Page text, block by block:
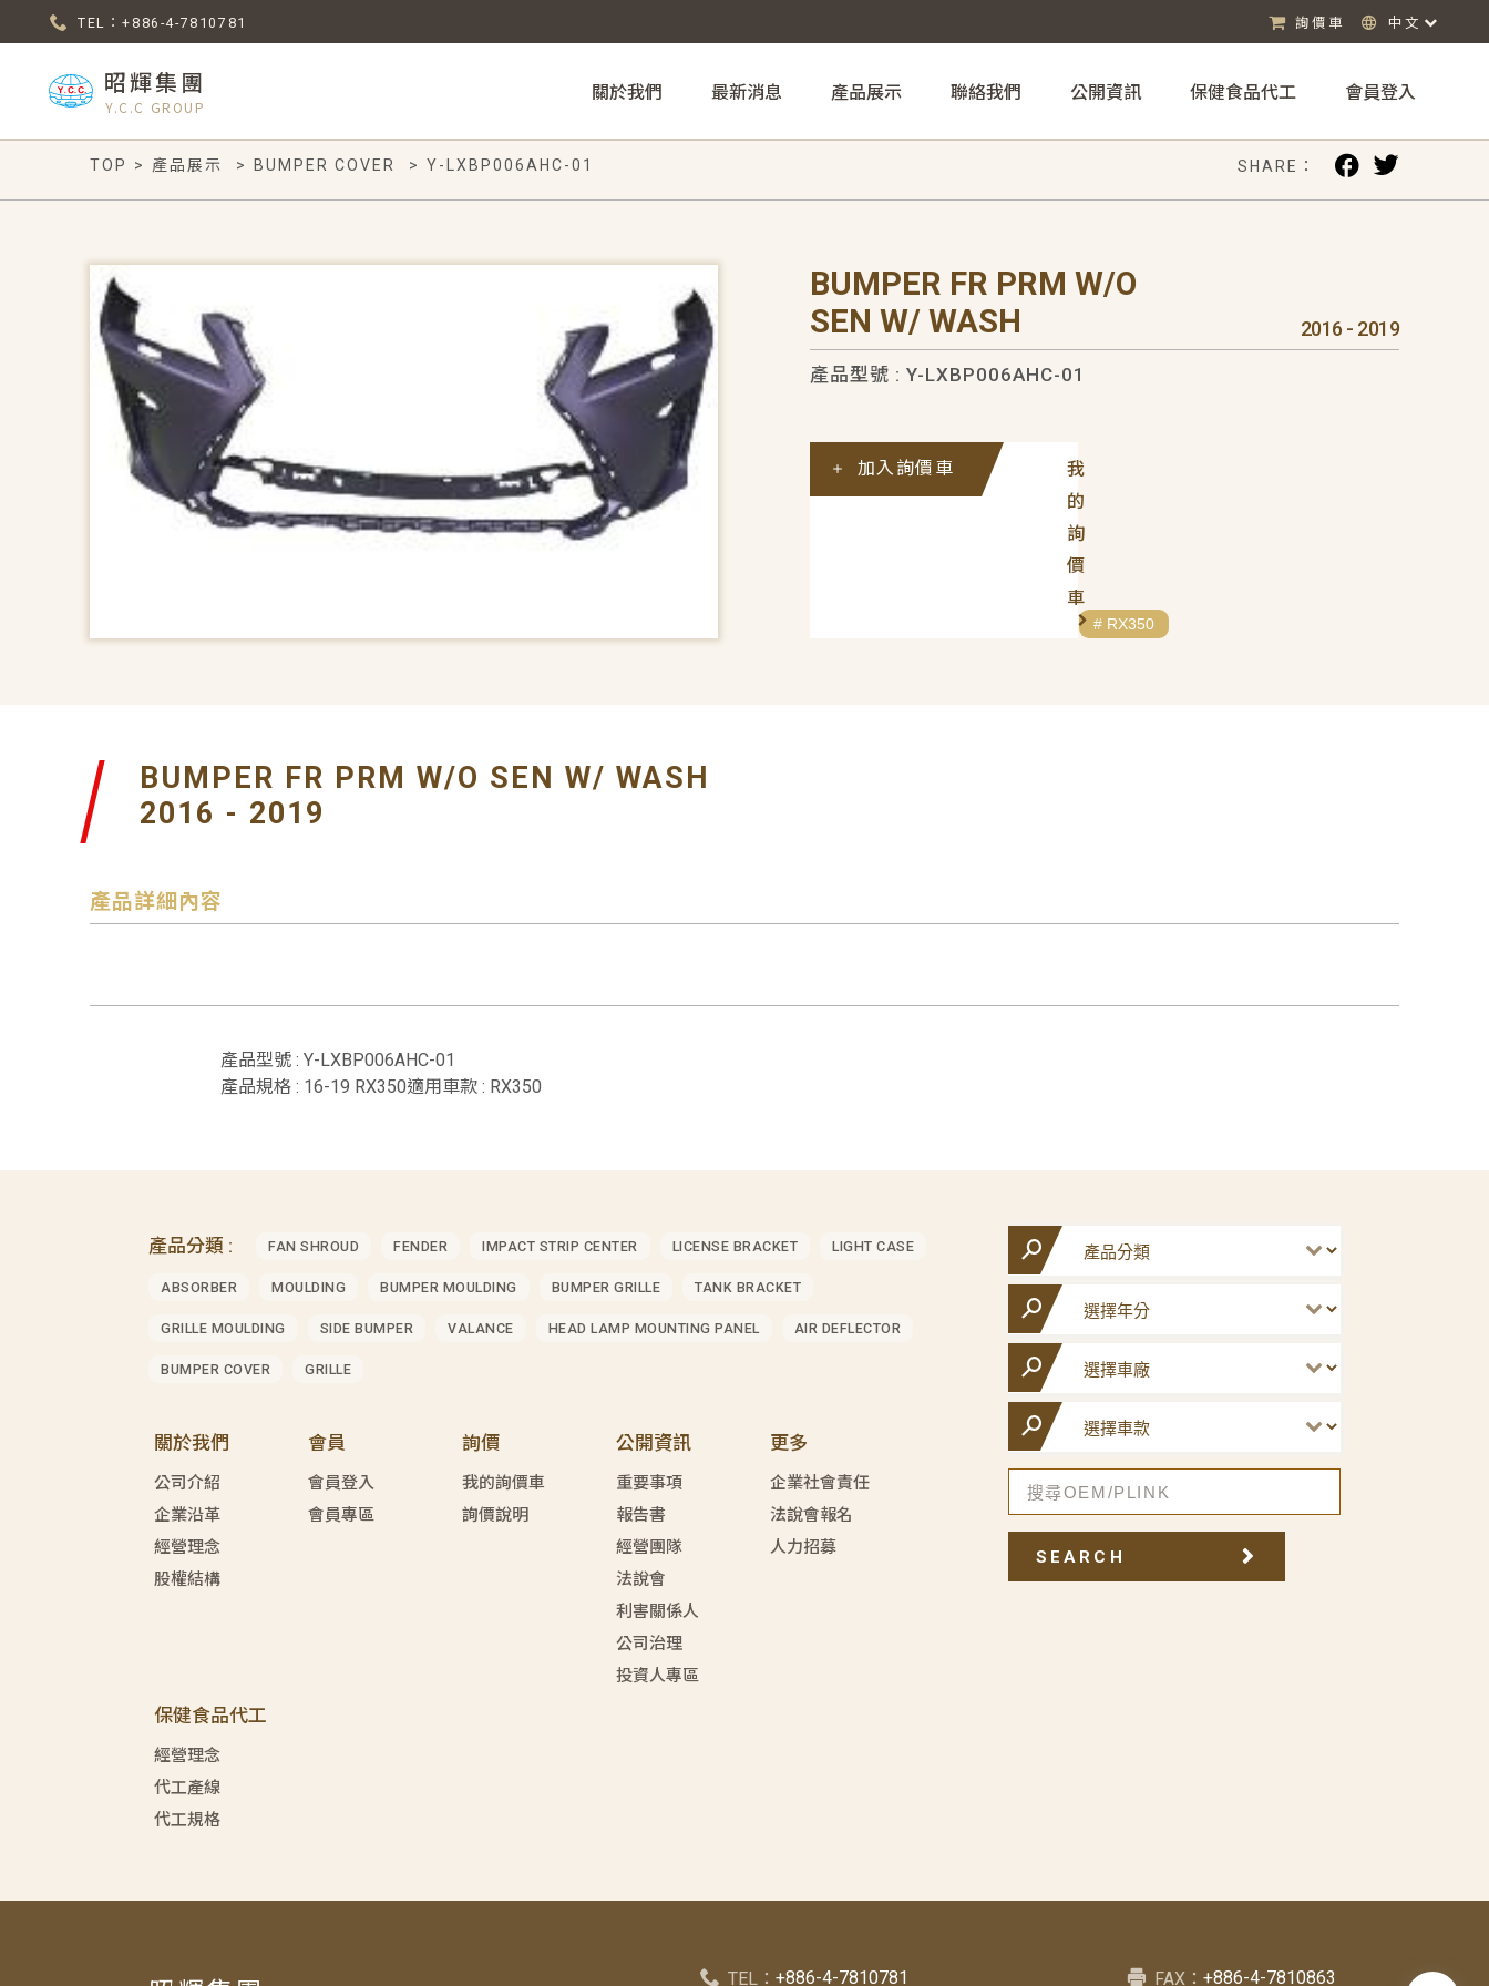
TEL：+886-4-7810781 詢價車 中文
昭輝集團
Y.C.C GROUP
關於我們 最新消息 產品展示 聯絡我們 公開資訊 保健食品代工 會員登入
TOP > 產品展示 > BUMPER COVER > Y-LXBP006AHC-01 SHARE：
BUMPER FR PRM W/O
SEN W/ WASH
2016 - 2019
產品型號 : Y-LXBP006AHC-01
我
的
詢
價
車
加入詢價車
# RX350
BUMPER FR PRM W/O SEN W/ WASH
2016 - 2019
產品詳細內容
產品型號 : Y-LXBP006AHC-01
產品規格 : 16-19 RX350適用車款 : RX350
產品分類 : FAN SHROUD FENDER IMPACT STRIP CENTER LICENSE BRACKET LIGHT CASE
ABSORBER MOULDING BUMPER MOULDING BUMPER GRILLE TANK BRACKET
GRILLE MOULDING SIDE BUMPER VALANCE HEAD LAMP MOUNTING PANEL AIR DEFLECTOR
BUMPER COVER GRILLE
關於我們
公司介紹
企業沿革
經營理念
股權結構
會員
會員登入
會員專區
詢價
我的詢價車
詢價說明
公開資訊
重要事項
報告書
經營團隊
法說會
利害關係人
公司治理
投資人專區
更多
企業社會責任
法說會報名
人力招募
保健食品代工
經營理念
代工產線
代工規格
SEARCH
TEL： +886-4-7810781 FAX：+886-4-7810863